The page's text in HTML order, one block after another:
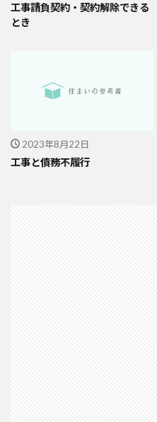
工事請負契約・契約解除できる
とき
2023年8月22日
工事と債務不履行